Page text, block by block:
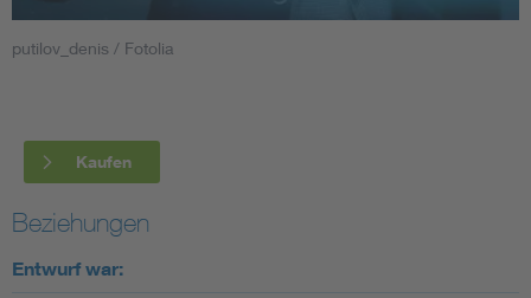
Smart Cities
Blitzschutz: DIN EN 62305 in der Übersicht
Circular Economy für mehr Ressourceneffizienz
putilov_denis / Fotolia
Kaufen
Beziehungen
Entwurf war: